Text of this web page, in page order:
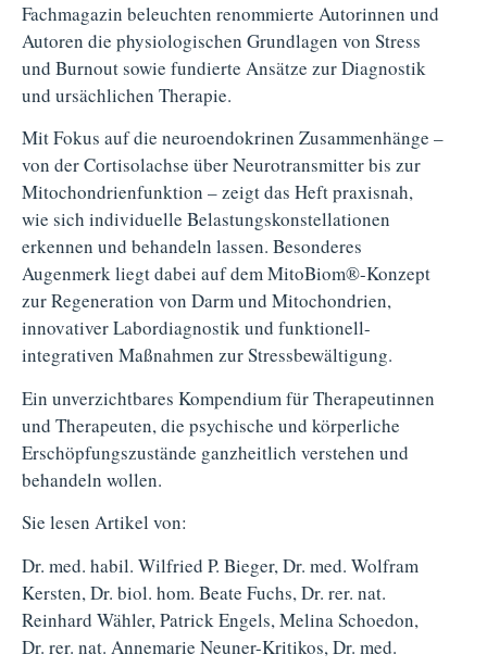
Fachmagazin beleuchten renommierte Autorinnen und
Autoren die physiologischen Grundlagen von Stress
und Burnout sowie fundierte Ansätze zur Diagnostik
und ursächlichen Therapie.
Mit Fokus auf die neuroendokrinen Zusammenhänge –
von der Cortisolachse über Neurotransmitter bis zur
Mitochondrienfunktion – zeigt das Heft praxisnah,
wie sich individuelle Belastungskonstellationen
erkennen und behandeln lassen. Besonderes
Augenmerk liegt dabei auf dem MitoBiom®-Konzept
zur Regeneration von Darm und Mitochondrien,
innovativer Labordiagnostik und funktionell-
integrativen Maßnahmen zur Stressbewältigung.
Ein unverzichtbares Kompendium für Therapeutinnen
und Therapeuten, die psychische und körperliche
Erschöpfungszustände ganzheitlich verstehen und
behandeln wollen.
Sie lesen Artikel von:
Dr. med. habil. Wilfried P. Bieger, Dr. med. Wolfram
Kersten, Dr. biol. hom. Beate Fuchs, Dr. rer. nat.
Reinhard Wähler, Patrick Engels, Melina Schoedon,
Dr. rer. nat. Annemarie Neuner-Kritikos, Dr. med.